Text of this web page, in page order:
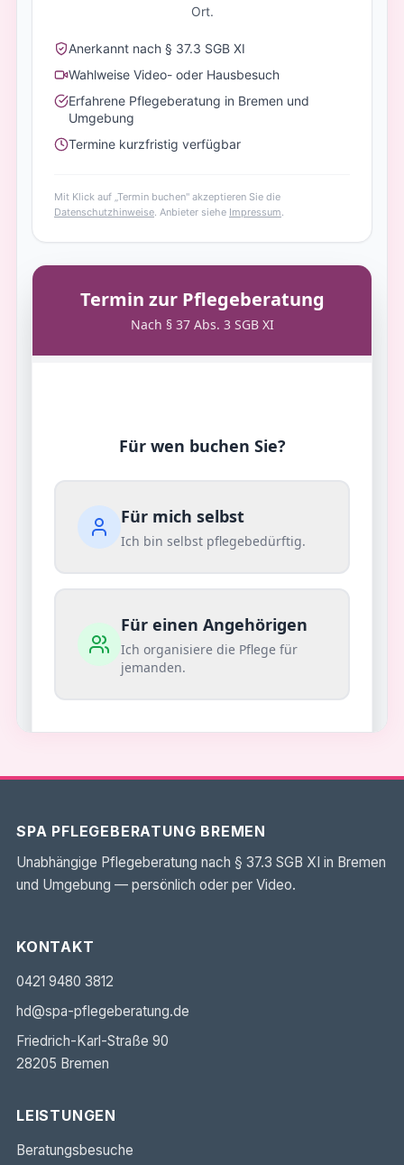
SPA PFLEGEBERATUNG BREMEN
Unabhängige Pflegeberatung nach § 37.3 SGB XI in Bremen
und Umgebung — persönlich oder per Video.
KONTAKT
0421 9480 3812
hd@spa-pflegeberatung.de
Friedrich-Karl-Straße 90
28205 Bremen
LEISTUNGEN
Beratungsbesuche